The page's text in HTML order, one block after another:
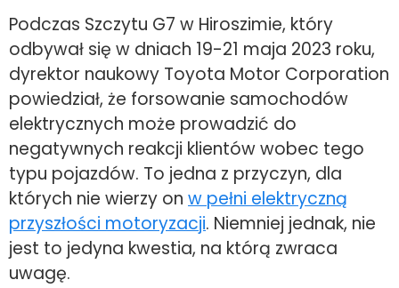
Podczas Szczytu G7 w Hiroszimie, który
odbywał się w dniach 19-21 maja 2023 roku,
dyrektor naukowy Toyota Motor Corporation
powiedział, że forsowanie samochodów
elektrycznych może prowadzić do
negatywnych reakcji klientów wobec tego
typu pojazdów. To jedna z przyczyn, dla
których nie wierzy on w pełni elektryczną
przyszłości motoryzacji. Niemniej jednak, nie
jest to jedyna kwestia, na którą zwraca
uwagę.